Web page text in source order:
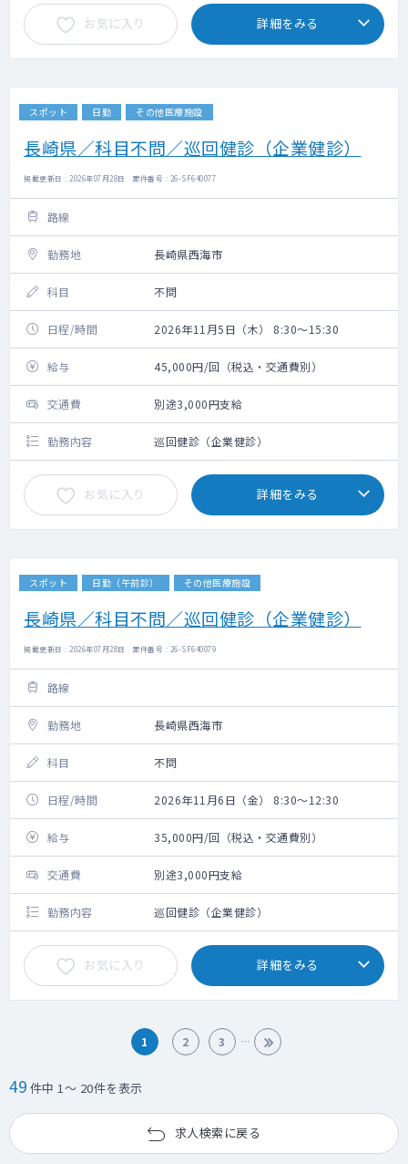
お気に入り 詳細をみる
スポット 日勤 その他医療施設
長崎県／科目不問／巡回健診（企業健診）
掲載更新日 : 2026年07月28日 案件番号 : 26-SF640077
路線
勤務地 長崎県西海市
科目 不問
日程/時間 2026年11月5日（木） 8:30～15:30
給与 45,000円/回（税込・交通費別）
交通費 別途3,000円支給
勤務内容 巡回健診（企業健診）
お気に入り 詳細をみる
スポット 日勤（午前診） その他医療施設
長崎県／科目不問／巡回健診（企業健診）
掲載更新日 : 2026年07月28日 案件番号 : 26-SF640079
路線
勤務地 長崎県西海市
科目 不問
日程/時間 2026年11月6日（金） 8:30～12:30
給与 35,000円/回（税込・交通費別）
交通費 別途3,000円支給
勤務内容 巡回健診（企業健診）
お気に入り 詳細をみる
1 2 3
49 件中 1～ 20件を表示
求人検索に戻る